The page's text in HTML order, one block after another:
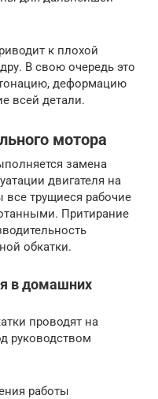
к плохой
В свою очередь это
деформацию
всей детали.
мотора
замена
двигателя на
трущиеся рабочие
Притирание
обкатки.
в домашних
проводят на
руководством
работы